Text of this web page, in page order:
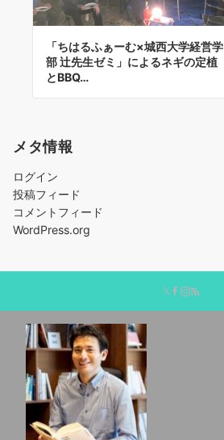
「ちはるふぁーむ×城西大学経営学
部 辻先生ゼミ」によるネギの定植
とBBQ…
メタ情報
ログイン
投稿フィード
コメントフィード
WordPress.org